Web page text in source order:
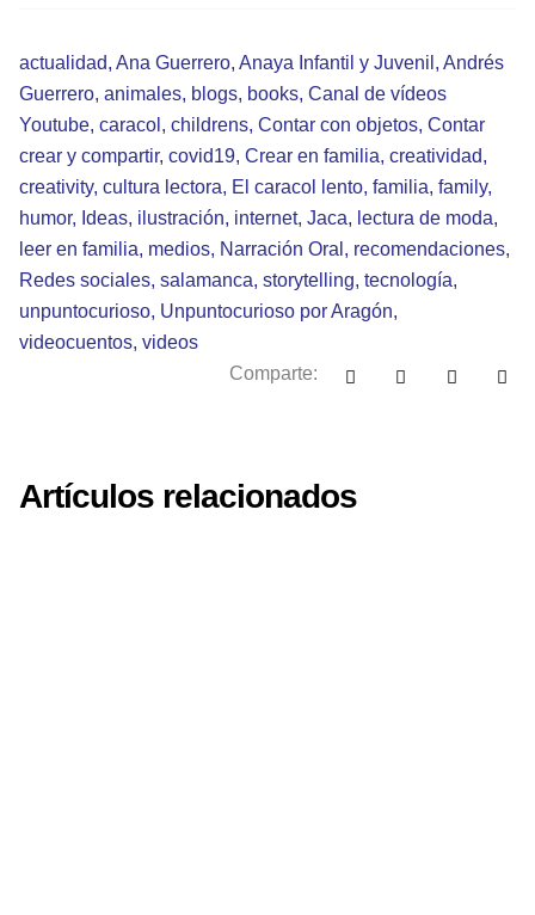
actualidad, Ana Guerrero, Anaya Infantil y Juvenil , Andrés
Guerrero, animales, blogs, books, Canal de vídeos
Youtube, caracol , childrens, Contar con objetos, Contar
crear y compartir, covid19, Crear en familia, creatividad,
creativity, cultura lectora, El caracol lento, familia, family,
humor, Ideas, ilustración, internet, Jaca, lectura de moda,
leer en familia, medios, Narración Oral , recomendaciones,
Redes sociales, salamanca, storytelling, tecnología,
unpuntocurioso, Unpuntocurioso por Aragón,
videocuentos, videos
Comparte:
Artículos relacionados